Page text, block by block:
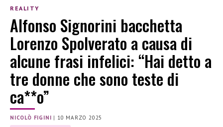
REALITY
Alfonso Signorini bacchetta
Lorenzo Spolverato a causa di
alcune frasi infelici: “Hai detto a
tre donne che sono teste di
ca**o”
NICOLÒ FIGINI | 10 MARZO 2025